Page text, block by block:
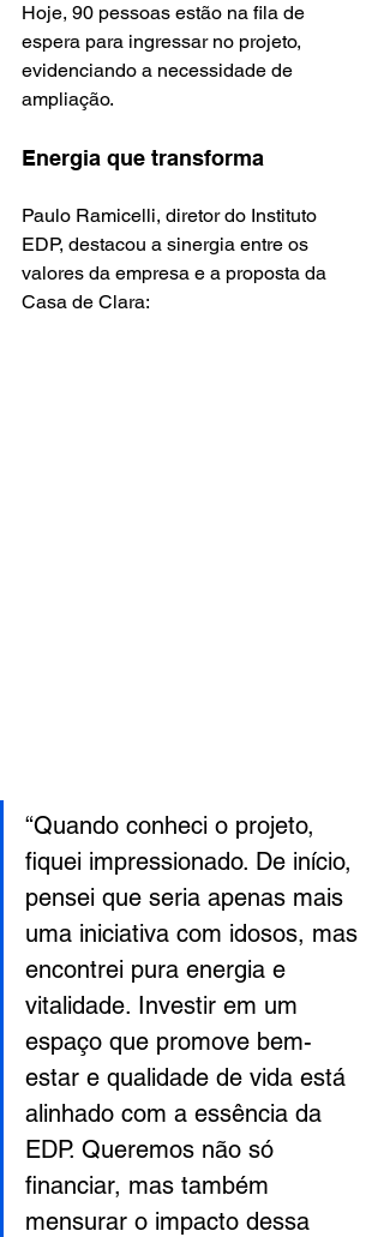
Hoje, 90 pessoas estão na fila de
espera para ingressar no projeto,
evidenciando a necessidade de
ampliação.
Energia que transforma
Paulo Ramicelli, diretor do Instituto
EDP, destacou a sinergia entre os
valores da empresa e a proposta da
Casa de Clara:
“Quando conheci o projeto,
fiquei impressionado. De início,
pensei que seria apenas mais
uma iniciativa com idosos, mas
encontrei pura energia e
vitalidade. Investir em um
espaço que promove bem-
estar e qualidade de vida está
alinhado com a essência da
EDP. Queremos não só
financiar, mas também
mensurar o impacto dessa